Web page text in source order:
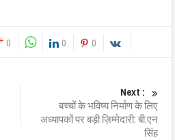
0 0 0
Next :
बच्चों के भविष्य निर्माण के लिए
अध्यापकों पर बड़ी ज़िम्मेदारी: बी.एन
सिंह